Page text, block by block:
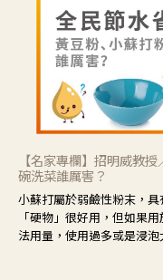
藕、麥門冬、山藥等比較
【名家專欄】招明威教
碗洗菜誰厲害？
小蘇打屬於弱鹼性粉末，
「硬物」很好用，但如果
法用量，使用過多或是浸